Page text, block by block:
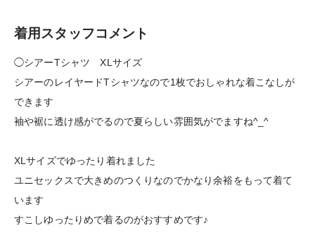
着用スタッフコメント
◯シアーTシャツ XLサイズ
シアーのレイヤードTシャツなので1枚でおしゃれな着こなしが
できます
袖や裾に透け感がでるので夏らしい雰囲気がでますね^_^
XLサイズでゆったり着れました
ユニセックスで大きめのつくりなのでかなり余裕をもって着て
います
すこしゆったりめで着るのがおすすめです♪